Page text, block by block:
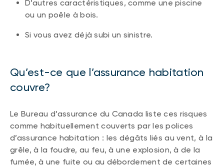
D’autres caractéristiques, comme une piscine
ou un poêle à bois.
Si vous avez déjà subi un sinistre.
Qu’est-ce que l’assurance habitation
couvre?
Le Bureau d’assurance du Canada liste ces risques
comme habituellement couverts par les polices
d’assurance habitation : les dégâts liés au vent, à la
grêle, à la foudre, au feu, à une explosion, à de la
fumée, à une fuite ou au débordement de certaines